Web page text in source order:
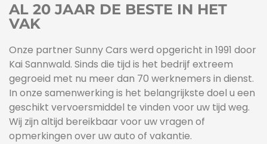
AL 20 JAAR DE BESTE IN HET
VAK
Onze partner Sunny Cars werd opgericht in 1991 door
Kai Sannwald. Sinds die tijd is het bedrijf extreem
gegroeid met nu meer dan 70 werknemers in dienst.
In onze samenwerking is het belangrijkste doel u een
geschikt vervoersmiddel te vinden voor uw tijd weg.
Wij zijn altijd bereikbaar voor uw vragen of
opmerkingen over uw auto of vakantie.